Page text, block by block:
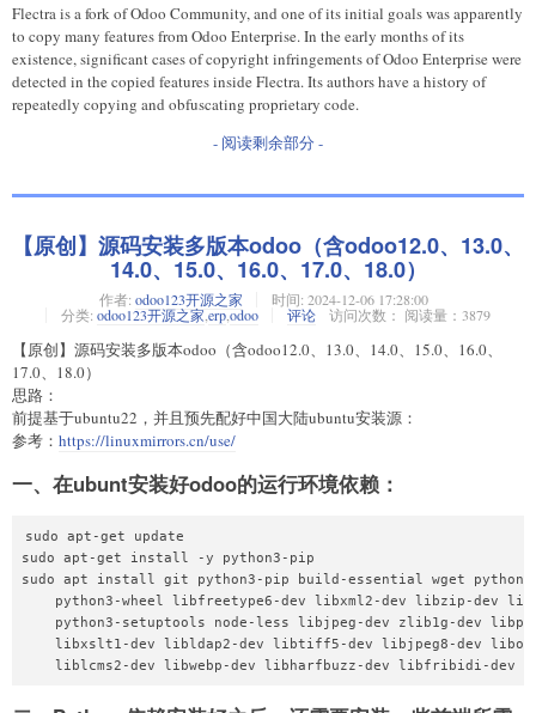
Flectra is a fork of Odoo Community, and one of its initial goals was apparently
to copy many features from Odoo Enterprise. In the early months of its
existence, significant cases of copyright infringements of Odoo Enterprise were
detected in the copied features inside Flectra. Its authors have a history of
repeatedly copying and obfuscating proprietary code.
- 阅读剩余部分 -
【原创】源码安装多版本odoo（含odoo12.0、13.0、
14.0、15.0、16.0、17.0、18.0）
作者: odoo123开源之家 时间: 2024-12-06 17:28:00
分类: odoo123开源之家 erpodoo 评论 访问次数： 阅读量：3879
【原创】源码安装多版本odoo（含odoo12.0、13.0、14.0、15.0、16.0、
17.0、18.0）
思路：
前提基于ubuntu22，并且预先配好中国大陆ubuntu安装源：
参考： https://linuxmirrors.cn/use/
一、在ubunt安装好odoo的运行环境依赖：
sudo apt-get update
sudo apt-get install -y python3-pip
sudo apt install git python3-pip build-essential wget
python3-wheel libfreetype6-dev libxml2-dev libzip-dev
python3-setuptools node-less libjpeg-dev zlib1g-dev
libxslt1-dev libldap2-dev libtiff5-dev libjpeg8-dev